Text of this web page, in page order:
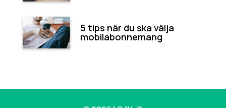
5 tips när du ska välja
mobilabonnemang